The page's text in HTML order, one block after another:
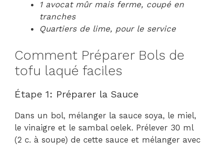
1 avocat mûr mais ferme, coupé en
tranches
Quartiers de lime, pour le service
Comment Préparer Bols de
tofu laqué faciles
Étape 1: Préparer la Sauce
Dans un bol, mélanger la sauce soya, le miel,
le vinaigre et le sambal oelek. Prélever 30 ml
(2 c. à soupe) de cette sauce et mélanger avec